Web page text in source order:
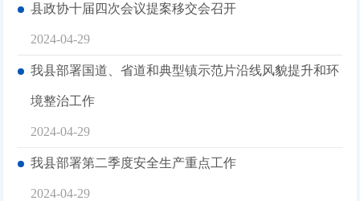
县政协十届四次会议提案移交会召开
2024-04-29
我县部署国道、省道和典型镇示范片沿线风貌提升和环
境整治工作
2024-04-29
我县部署第二季度安全生产重点工作
2024-04-29